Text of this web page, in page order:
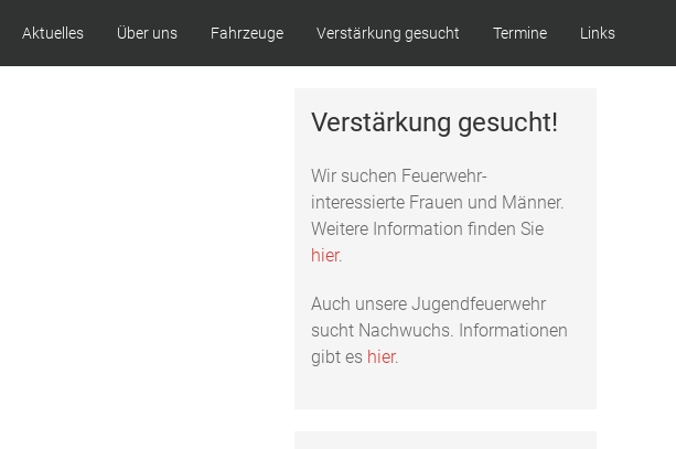
Aktuelles Über uns Fahrzeuge Verstärkung gesucht Termine Links
Verstärkung gesucht!
Wir suchen Feuerwehr-
interessierte Frauen und Männer.
Weitere Information finden Sie
hier.
Auch unsere Jugendfeuerwehr
sucht Nachwuchs. Informationen
gibt es hier.